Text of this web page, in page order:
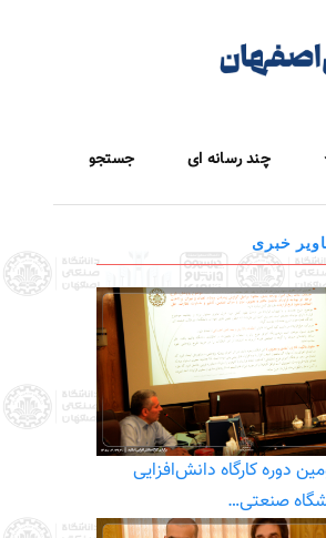
چند رسانه ای جستجو
خبری
دوره کارگاه دانش‌افزایی
صنعتی…